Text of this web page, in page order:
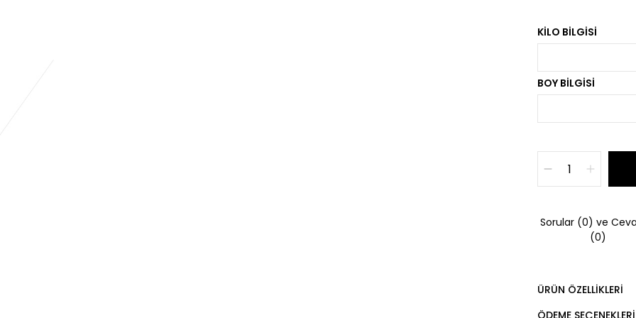
KILO BILGISI
BOY BILGISI
Sorular (0) ve
(0)
ÜRÜN ÖZELLIKLERI
ÖDEME SEÇENEKLERI